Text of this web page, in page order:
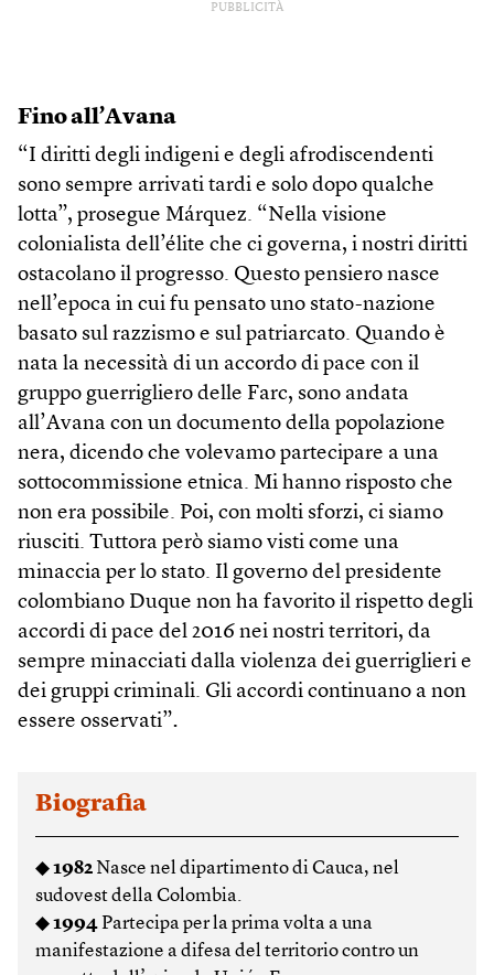
PUBBLICITÀ
Fino all’Avana
“I diritti degli indigeni e degli afrodiscendenti
sono sempre arrivati tardi e solo dopo qualche
lotta”, prosegue Márquez. “Nella visione
colonialista dell’élite che ci governa, i nostri diritti
ostacolano il progresso. Questo pensiero nasce
nell’epoca in cui fu pensato uno stato-nazione
basato sul razzismo e sul patriarcato. Quando è
nata la necessità di un accordo di pace con il
gruppo guerrigliero delle Farc, sono andata
all’Avana con un documento della popolazione
nera, dicendo che volevamo partecipare a una
sottocommissione etnica. Mi hanno risposto che
non era possibile. Poi, con molti sforzi, ci siamo
riusciti. Tuttora però siamo visti come una
minaccia per lo stato. Il governo del presidente
colombiano Duque non ha favorito il rispetto degli
accordi di pace del 2016 nei nostri territori, da
sempre minacciati dalla violenza dei guerriglieri e
dei gruppi criminali. Gli accordi continuano a non
essere osservati”.
Biografia
◆1982 Nasce nel dipartimento di Cauca, nel
sudovest della Colombia.
◆1994Partecipa per la prima volta a una
manifestazione a difesa del territorio contro un